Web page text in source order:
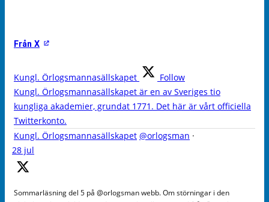
Från X
Kungl. Örlogsmannasällskapet
Follow
Kungl. Örlogsmannasällskapet är en av Sveriges tio
kungliga akademier, grundat 1771. Det här är vårt officiella
Twitterkonto.
Kungl. Örlogsmannasällskapet @orlogsman ·
28 jul
Sommarläsning del 5 på @orlogsman webb. Om störningar i den